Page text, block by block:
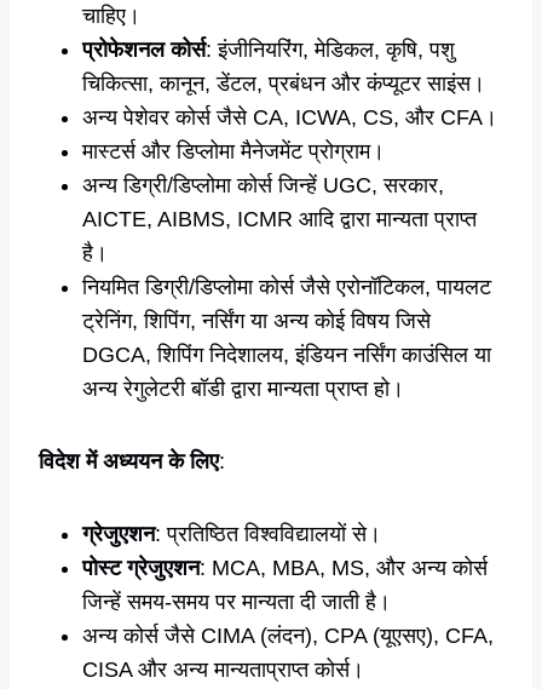
चाहिए।
प्रोफेशनल कोर्स: इंजीनियरिंग, मेडिकल, कृषि, पशु
चिकित्सा, कानून, डेंटल, प्रबंधन और कंप्यूटर साइंस।
अन्य पेशेवर कोर्स जैसे CA, ICWA, CS, और CFA।
मास्टर्स और डिप्लोमा मैनेजमेंट प्रोग्राम।
अन्य डिग्री/डिप्लोमा कोर्स जिन्हें UGC, सरकार,
AICTE, AIBMS, ICMR आदि द्वारा मान्यता प्राप्त
है।
नियमित डिग्री/डिप्लोमा कोर्स जैसे एरोनॉटिकल, पायलट
ट्रेनिंग, शिपिंग, नर्सिंग या अन्य कोई विषय जिसे
DGCA, शिपिंग निदेशालय, इंडियन नर्सिंग काउंसिल या
अन्य रेगुलेटरी बॉडी द्वारा मान्यता प्राप्त हो।
विदेश में अध्ययन के लिए:
ग्रेजुएशन: प्रतिष्ठित विश्वविद्यालयों से।
पोस्ट ग्रेजुएशन: MCA, MBA, MS, और अन्य कोर्स
जिन्हें समय-समय पर मान्यता दी जाती है।
अन्य कोर्स जैसे CIMA (लंदन), CPA (यूएसए), CFA,
CISA और अन्य मान्यताप्राप्त कोर्स।